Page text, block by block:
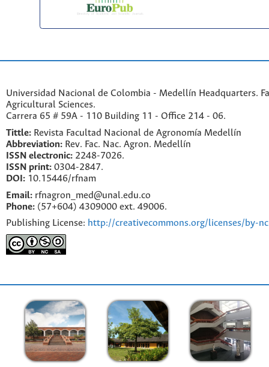
Universidad Nacional de Colombia - Medellín Headquarters.
Agricultural Sciences.
Carrera 65 # 59A - 110 Building 11 - Office 214 - 06.
Tittle: Revista Facultad Nacional de Agronomía Medellín
Abbreviation: Rev. Fac. Nac. Agron. Medellín
ISSN electronic: 2248-7026.
ISSN print: 0304-2847.
DOI: 10.15446/rfnam
Email: rfnagron_med@unal.edu.co
Phone: (57+604) 4309000 ext. 49006.
Publishing License: http://creativecommons.org/licenses/by-